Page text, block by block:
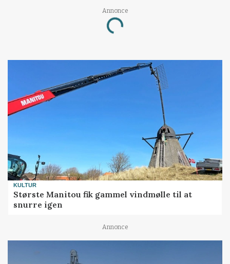
Annonce
Loading...
KULTUR
Største Manitou fik gammel vindmølle til at
snurre igen
Annonce